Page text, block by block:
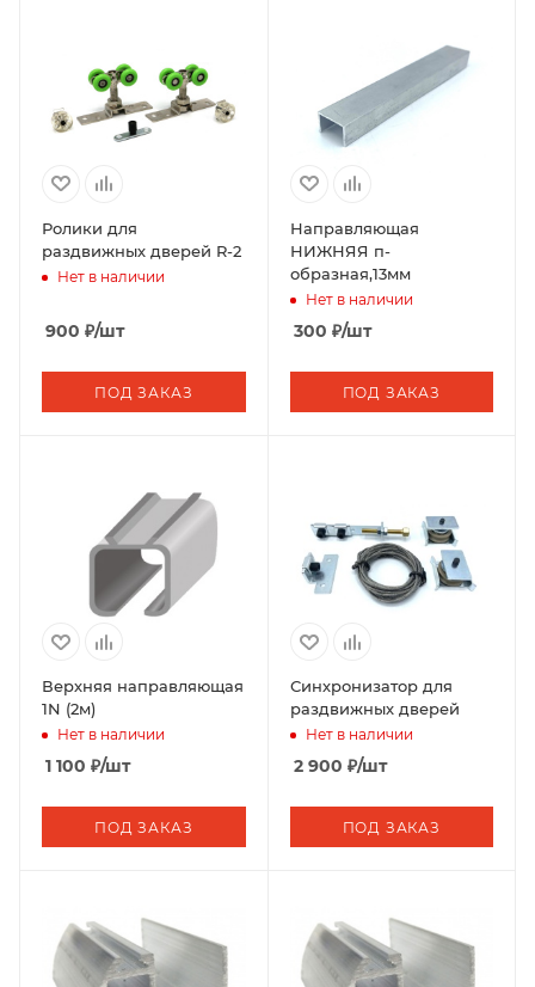
Ролики для
раздвижных дверей R-2
Нет в наличии
900 ₽/шт
ПОД ЗАКАЗ
Направляющая
НИЖНЯЯ п-
образная,13мм
Нет в наличии
300 ₽/шт
ПОД ЗАКАЗ
Верхняя направляющая
1N (2м)
Нет в наличии
1 100 ₽/шт
ПОД ЗАКАЗ
Синхронизатор для
раздвижных дверей
Нет в наличии
2 900 ₽/шт
ПОД ЗАКАЗ